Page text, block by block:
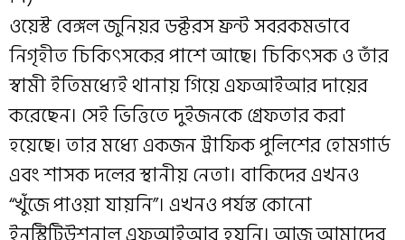
ওয়েস্ট বেঙ্গল জুনিয়র ডক্টরস ফ্রন্ট সবরকমভাবে
নিগৃহীত চিকিৎসকের পাশে আছে। চিকিৎসক ও তাঁর
স্বামী ইতিমধ্যেই থানায় গিয়ে এফআইআর দায়ের
করেছেন। সেই ভিত্তিতে দুইজনকে গ্রেফতার করা
হয়েছে। তার মধ্যে একজন ট্রাফিক পুলিশের হোমগার্ড
এবং শাসক দলের স্থানীয় নেতা। বাকিদের এখনও
“খুঁজে পাওয়া যায়নি”। এখনও পর্যন্ত কোনো